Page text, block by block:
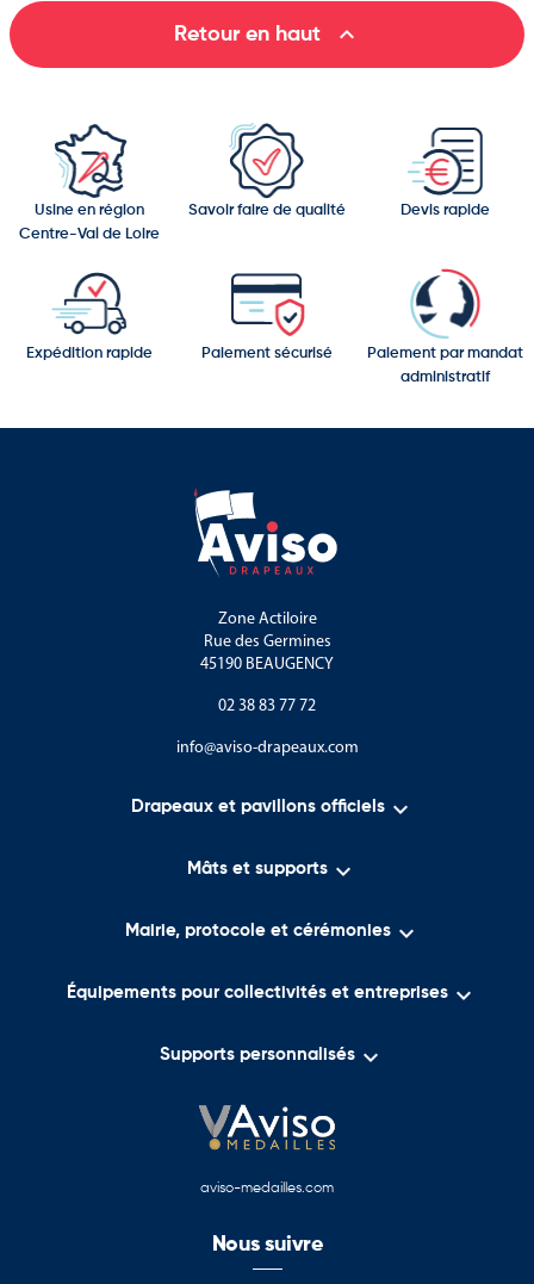
Retour en haut 
Usine en région
Centre-Val de Loire
Savoir faire de qualité Devis rapide
Expédition rapide Paiement sécurisé
Paiement par mandat
administratif
Zone Actiloire
Rue des Germines
45190 BEAUGENCY
02 38 83 77 72
info@aviso-drapeaux.com
Drapeaux et pavillons officiels 
Mâts et supports 
Mairie, protocole et cérémonies 
Équipements pour collectivités et entreprises 
Supports personnalisés 
aviso-medailles.com
Nous suivre